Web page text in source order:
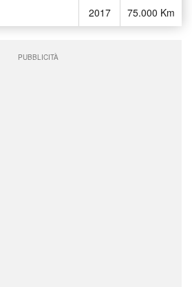
2017 75.000 Km
PUBBLICITÀ